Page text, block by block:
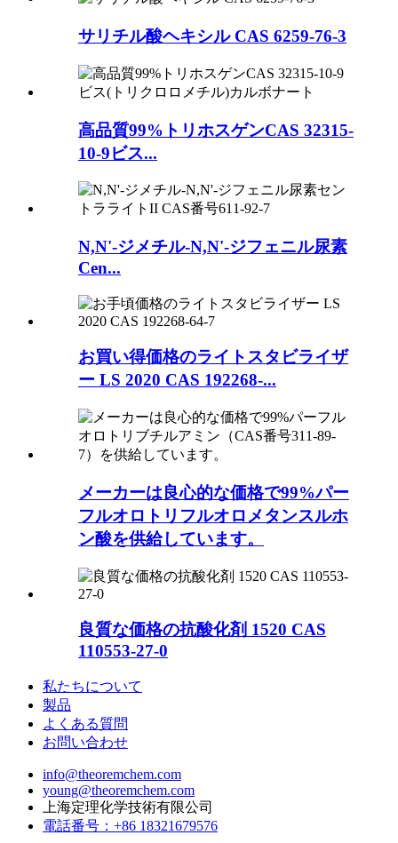
サリチル酸ヘキシル CAS 6259-76-3
高品質99%トリホスゲンCAS 32315-
10-9ビス...
N,N'-ジメチル-N,N'-ジフェニル尿素
Cen...
お買い得価格のライトスタビライザ
ー LS 2020 CAS 192268-...
メーカーは良心的な価格で99%パー
フルオロトリフルオロメタンスルホ
ン酸を供給しています。
良質な価格の抗酸化剤 1520 CAS
110553-27-0
私たちについて
製品
よくある質問
お問い合わせ
info@theoremchem.com
young@theoremchem.com
上海定理化学技術有限公司
電話番号：+86 18321679576